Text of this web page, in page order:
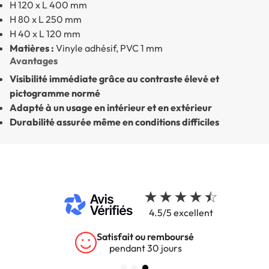
H 120 x L 400 mm
H 80 x L 250 mm
H 40 x L 120 mm
Matières : Vinyle adhésif, PVC 1 mm
Avantages
Visibilité immédiate grâce au contraste élevé et
pictogramme normé
Adapté à un usage en intérieur et en extérieur
Durabilité assurée même en conditions difficiles
4.5/5 excellent
Garantie 5 ans
sur tous nos produits